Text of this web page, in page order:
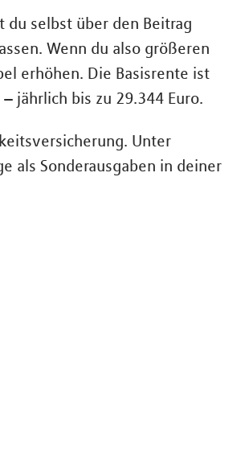
du selbst über den Beitrag
Wenn du also größeren
erhöhen. Die Basisrente ist
jährlich bis zu 29.344 Euro.
Unter
als Sonderausgaben in deiner